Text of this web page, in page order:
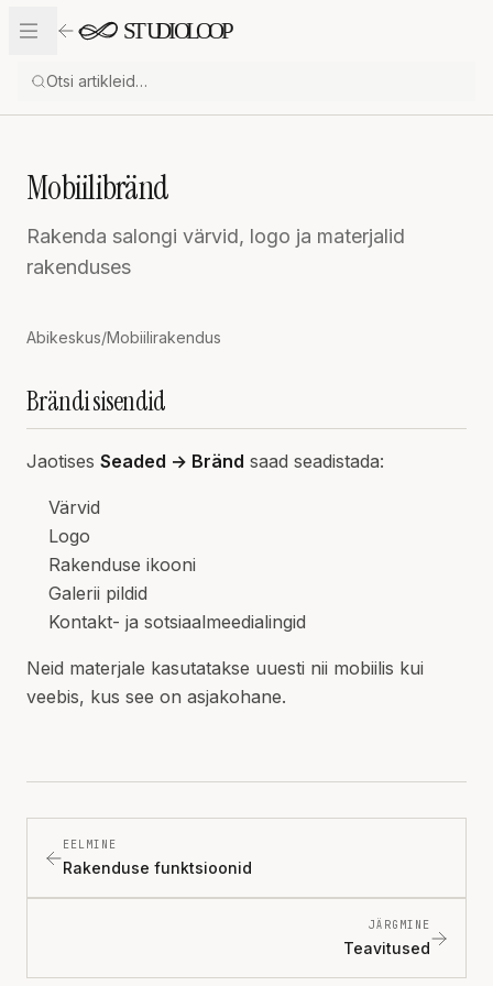
Liigu sisu juurde
Mobiilibränd
Rakenda salongi värvid, logo ja materjalid
rakenduses
Abikeskus/Mobiilirakendus
Brändi sisendid
Jaotises Seaded → Bränd saad seadistada:
Värvid
Logo
Rakenduse ikooni
Galerii pildid
Kontakt- ja sotsiaalmeedialingid
Neid materjale kasutatakse uuesti nii mobiilis kui
veebis, kus see on asjakohane.
EELMINE
Rakenduse funktsioonid
JÄRGMINE
Teavitused